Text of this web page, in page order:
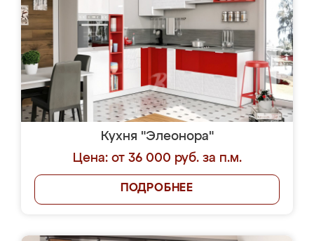
Кухня "Элеонора"
Цена: от 36 000 руб. за п.м.
ПОДРОБНЕЕ